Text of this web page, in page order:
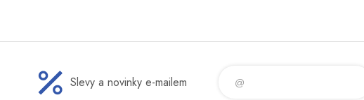
Slevy a novinky e-mailem